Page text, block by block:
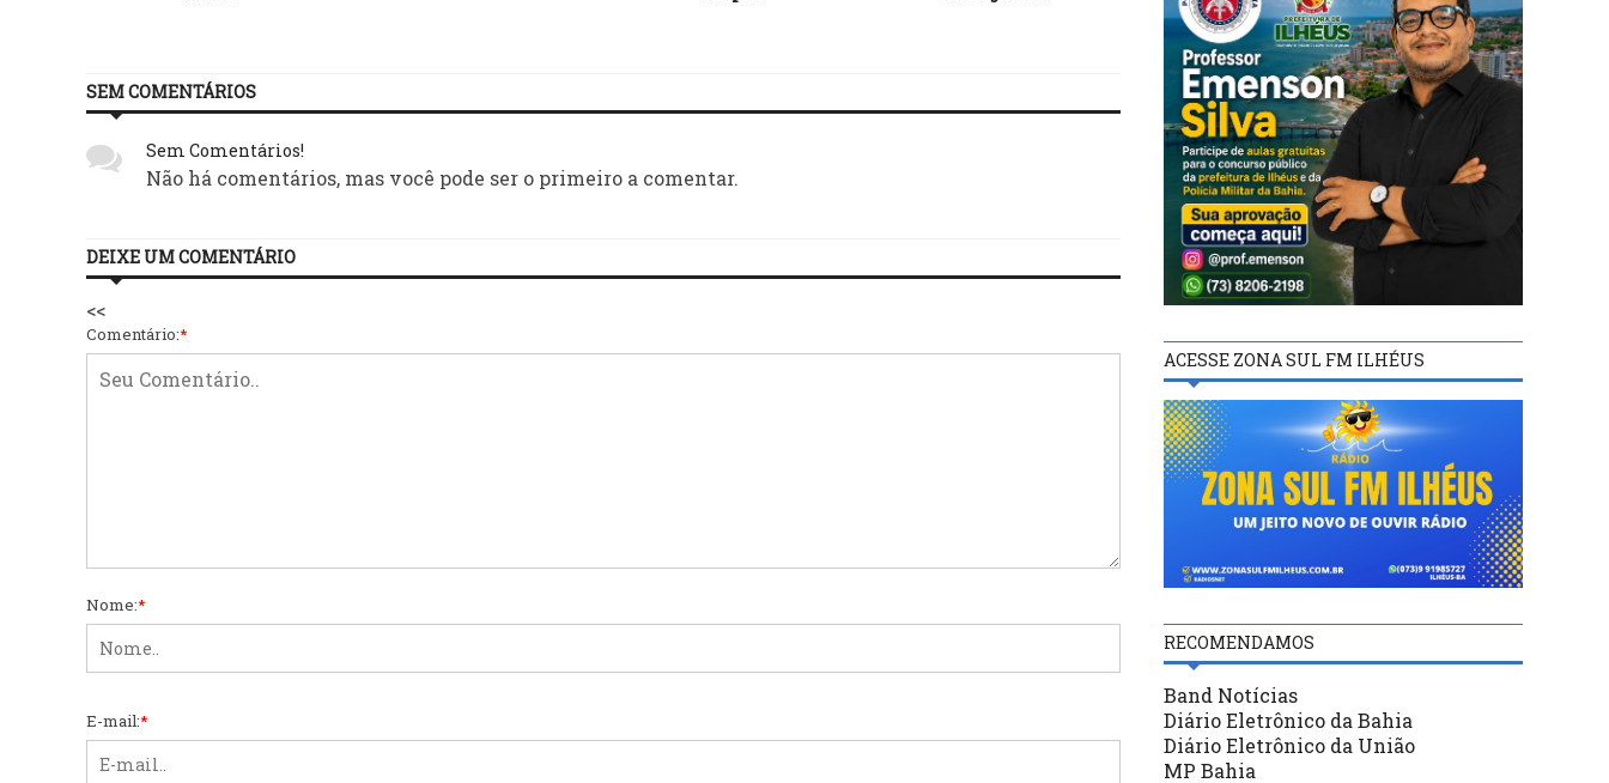
Abastecimento do
SEM COMENTÁRIOS
Sem Comentários!
Não há comentários, mas você pode ser o primeiro a comentar.
DEIXE UM COMENTÁRIO
<<
Comentário:*
Nome:*
E-mail:*
ACESSE ZONA SUL FM ILHÉUS
RECOMENDAMOS
Band Notícias
Diário Eletrônico da Bahia
Diário Eletrônico da União
MP Bahia